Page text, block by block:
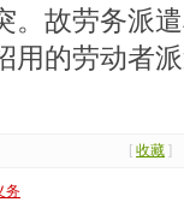
。故劳务派
用的劳动者
[ 收藏 ]
务